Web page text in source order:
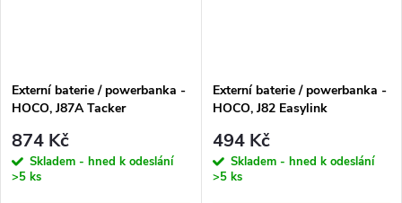
Externí baterie / powerbanka -
HOCO, J87A Tacker
Black
874 Kč
Skladem - hned k odeslání
>5 ks
Externí baterie / powerbanka -
HOCO, J82 Easylink
494 Kč
Skladem - hned k odeslání
>5 ks